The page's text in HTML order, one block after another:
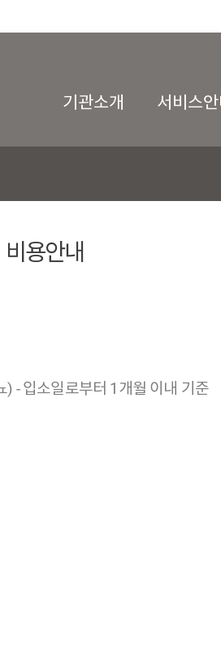
기관소개 서비스안
비용안내
) - 입소일로부터 1개월 이내 기준